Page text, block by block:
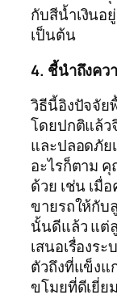
กับสีน้ำเงินอ
เป็นต้น
4. ชี้นำถึงคว
วิธีนี้อิงปัจจั
โดยปกติแล้ว
และปลอดภัย
อะไรก็ตาม
ด้วย เช่น เมื่
ขายรถให้กับ
นั้นดีแล้ว แต่
เสนอเรื่องร
ตัวถึงที่แข็งแ
ขโมยที่ดีเยี่ย